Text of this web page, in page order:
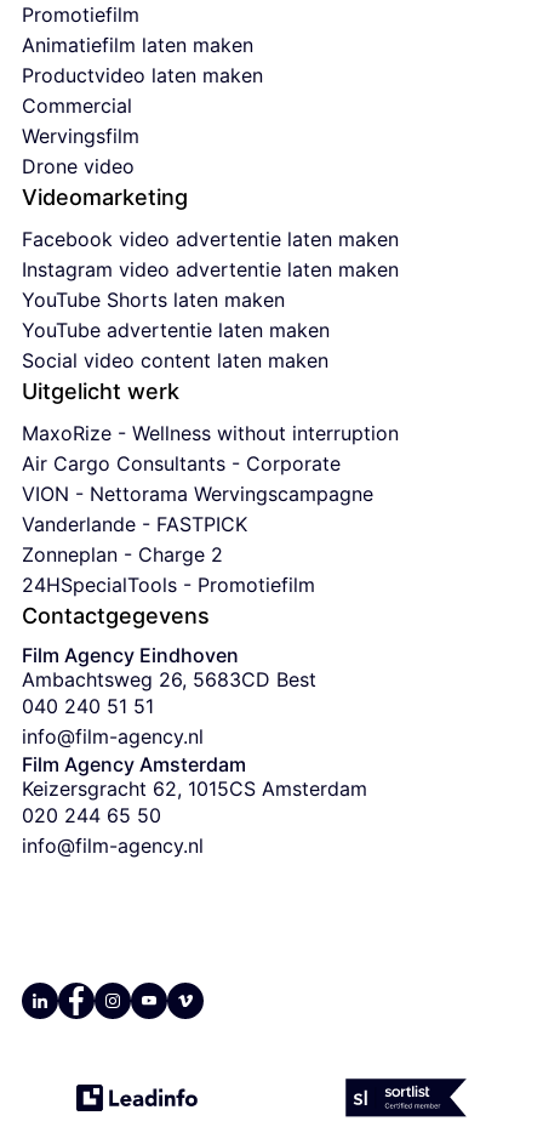
Promotiefilm
Animatiefilm laten maken
Productvideo laten maken
Commercial
Wervingsfilm
Drone video
Videomarketing
Facebook video advertentie laten maken
Instagram video advertentie laten maken
YouTube Shorts laten maken
YouTube advertentie laten maken
Social video content laten maken
Uitgelicht werk
MaxoRize - Wellness without interruption
Air Cargo Consultants - Corporate
VION - Nettorama Wervingscampagne
Vanderlande - FASTPICK
Zonneplan - Charge 2
24HSpecialTools - Promotiefilm
Contactgegevens
Film Agency Eindhoven
Ambachtsweg 26, 5683CD Best
‭040 240 51 51‬
info@film-agency.nl
Film Agency Amsterdam
Keizersgracht 62, 1015CS Amsterdam
‭020 244 65 50
info@film-agency.nl